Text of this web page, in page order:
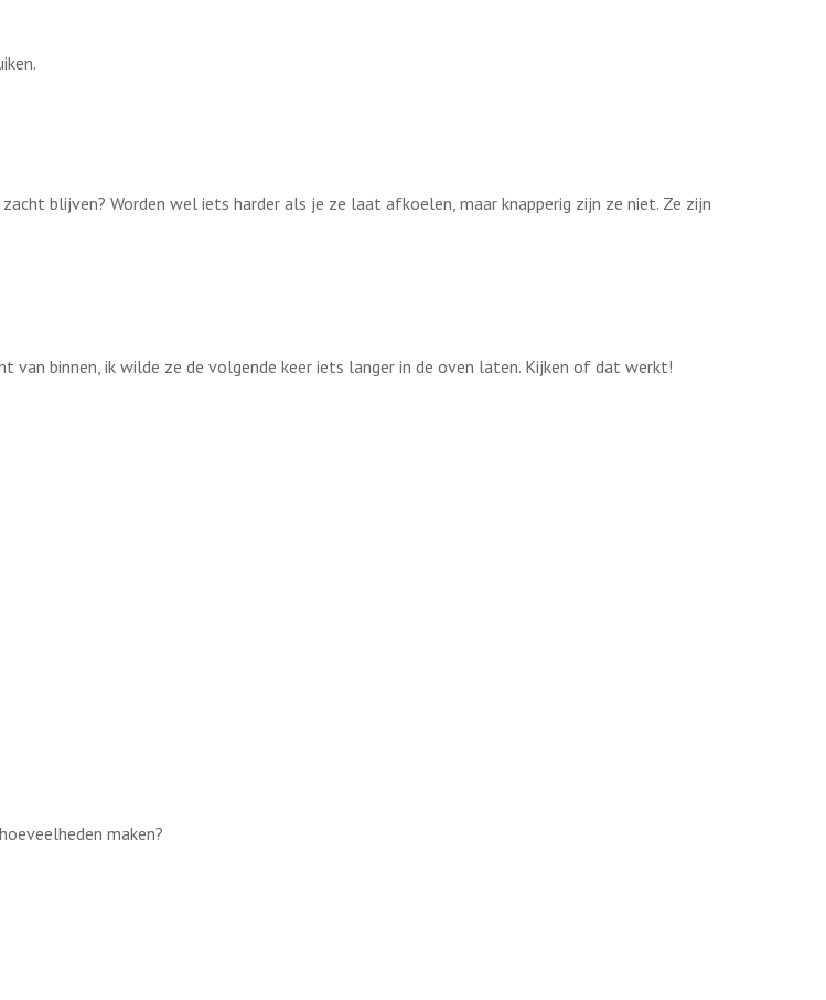
blijven? Worden wel iets harder als je ze laat afkoelen, maar knapperig zijn ze niet. Ze zijn
van binnen, ik wilde ze de volgende keer iets langer in de oven laten. Kijken of dat werkt!
maken?